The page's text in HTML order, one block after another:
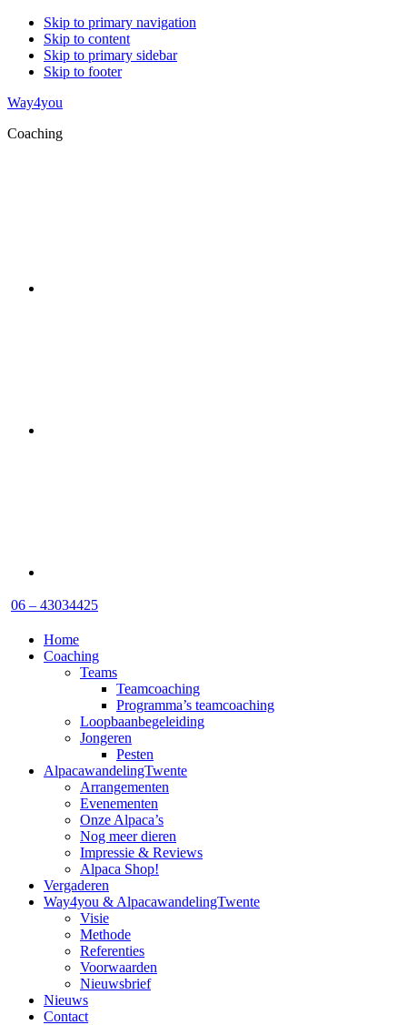
Skip to primary navigation
Skip to content
Skip to primary sidebar
Skip to footer
Way4you
Coaching
06 – 43034425
Home
Coaching
Teams
Teamcoaching
Programma’s teamcoaching
Loopbaanbegeleiding
Jongeren
Pesten
AlpacawandelingTwente
Arrangementen
Evenementen
Onze Alpaca’s
Nog meer dieren
Impressie & Reviews
Alpaca Shop!
Vergaderen
Way4you & AlpacawandelingTwente
Visie
Methode
Referenties
Voorwaarden
Nieuwsbrief
Nieuws
Contact